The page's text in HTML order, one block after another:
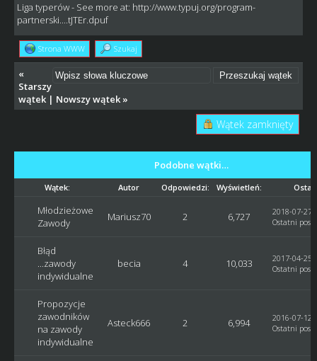
Liga typerów- See more at: http://www.typuj.org/program-
partnerski....tJTEr.dpuf
Strona WWW Szukaj
«
Starszy
wątek| Nowszy wątek»
Wątek zamknięty
Podobne wątki…
Wątek: Autor Odpowiedzi: Wyświetleń:
Młodzieżowe
Zawody
Mariusz70 2 6,727
2018-07-27,
Ostatni post
Błąd
...zawody
indywidualne
becia 4 10,033
2017-04-25,
Ostatni post
Propozycje
zawodników
na zawody
indywidualne
Asteck666 2 6,994
2016-07-12,
Ostatni post